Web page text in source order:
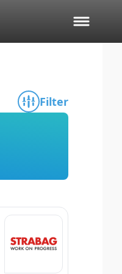
Filter